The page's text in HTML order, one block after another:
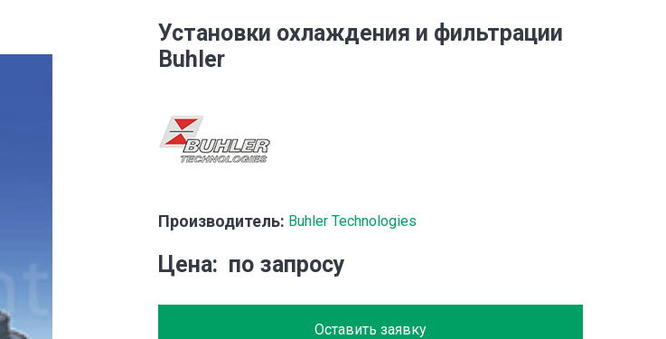
Установки охлаждения и фильтрации
Buhler
Производитель: Buhler Technologies
Цена по запросу
Оставить заявку